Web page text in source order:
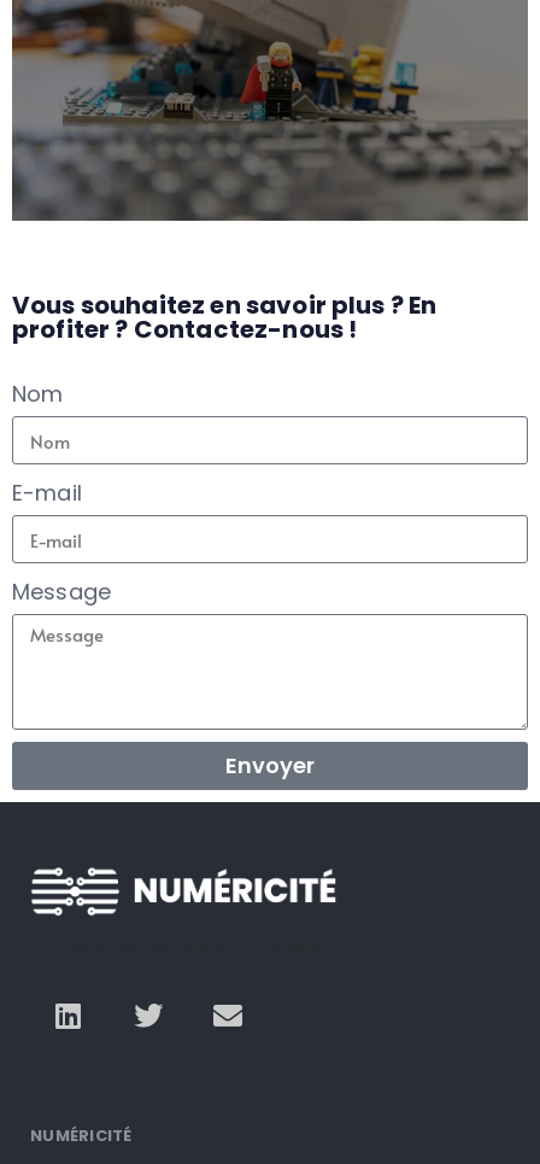
Vous souhaitez en savoir plus ? En
profiter ? Contactez-nous !​
Nom
E-mail
Message
Envoyer
NUMÉRICITÉ